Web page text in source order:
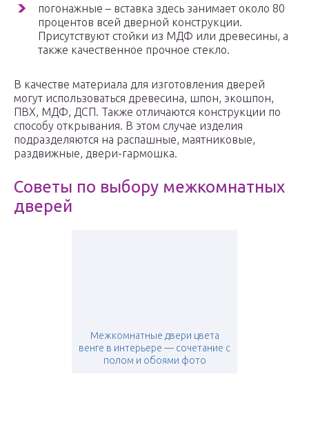
погонажные – вставка здесь занимает около 80
процентов всей дверной конструкции.
Присутствуют стойки из МДФ или древесины, а
также качественное прочное стекло.
В качестве материала для изготовления дверей
могут использоваться древесина, шпон, экошпон,
ПВХ, МДФ, ДСП. Также отличаются конструкции по
способу открывания. В этом случае изделия
подразделяются на распашные, маятниковые,
раздвижные, двери-гармошка.
Советы по выбору межкомнатных
дверей
Межкомнатные двери цвета
венге в интерьере — сочетание с
полом и обоями фото